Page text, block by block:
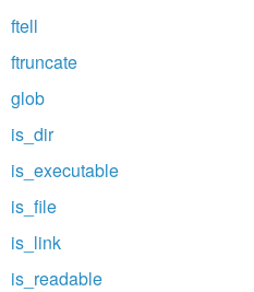
ftell
ftruncate
glob
is_dir
is_executable
is_file
is_link
is_readable